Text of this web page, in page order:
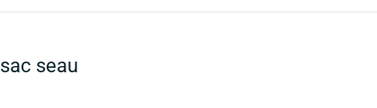
sac seau